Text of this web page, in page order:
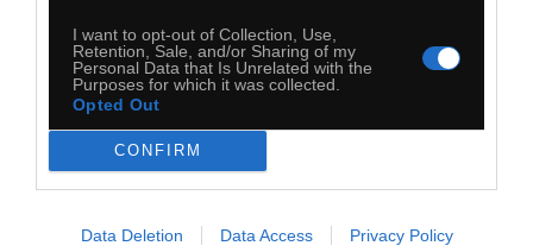
I want to opt-out of Collection, Use,
Retention, Sale, and/or Sharing of my
Personal Data that Is Unrelated with the
Purposes for which it was collected.
Opted Out
CONFIRM
Data Deletion Data Access Privacy Policy